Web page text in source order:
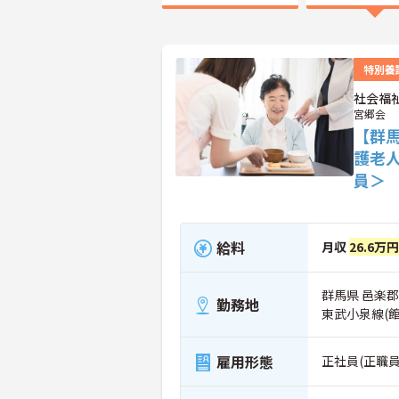
特別養
社会福
宮郷会
【
護老
員＞
給料 月収 26.6万
勤務地
群馬県 邑楽
東武小泉線(
雇用形態 正社員(正職